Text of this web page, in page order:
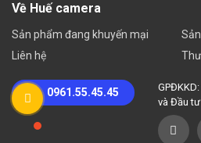
Về Huế camera
Sản phẩm đang khuyến mại
Liên hệ
0961.55.45.45
và Đầu